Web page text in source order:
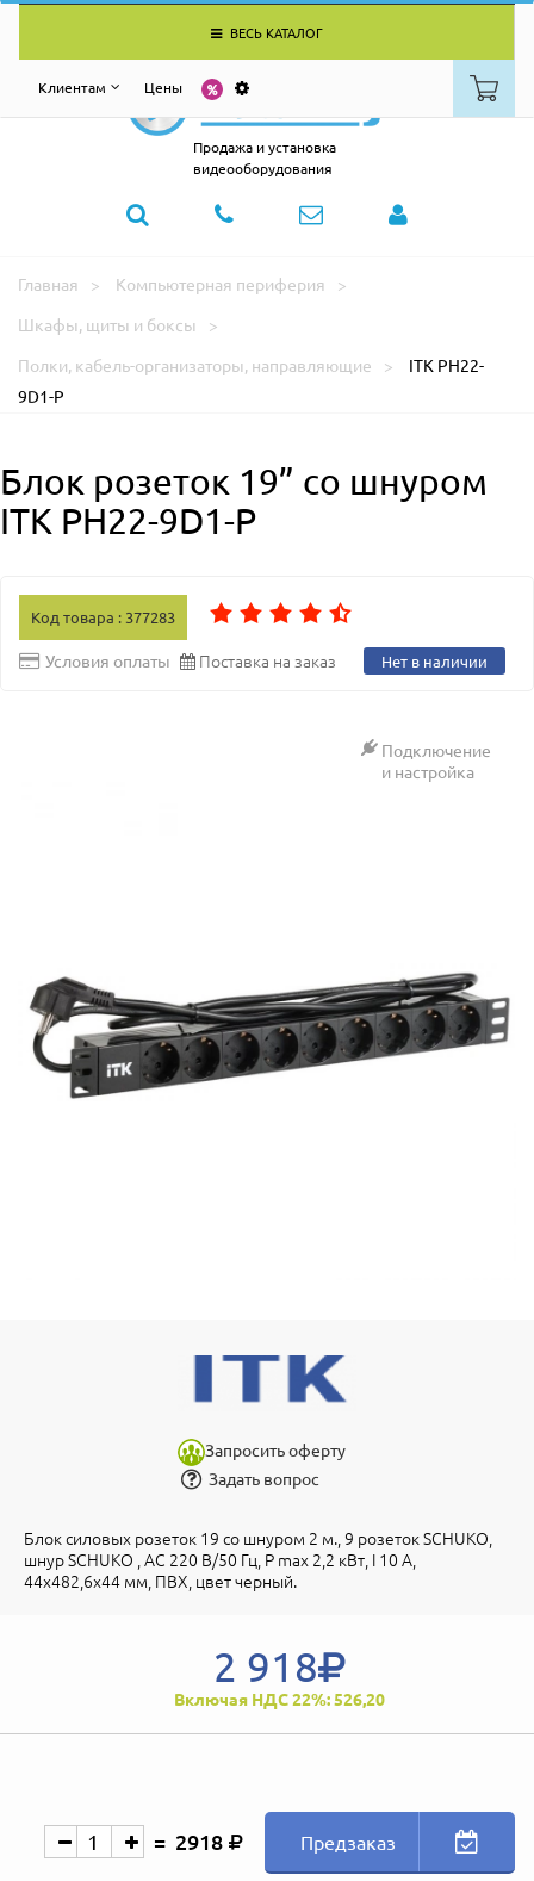
ВЕСЬ КАТАЛОГ
Клиентам Цены
Продажа и установка
видеооборудования
Главная
Компьютерная периферия
Шкафы, щиты и боксы
Полки, кабель-организаторы, направляющие
ITK PH22-
9D1-P
Блок розеток 19” со шнуром
ITK PH22-9D1-P
Код товара : 377283
Условия оплаты Поставка на заказ Нет в наличии
Подключение
и настройка
Запросить оферту
Задать вопрос
Блок силовых розеток 19 со шнуром 2 м., 9 розеток SCHUKO,
шнур SCHUKO , AC 220 В/50 Гц, P max 2,2 кВт, I 10 А,
44х482,6х44 мм, ПВХ, цвет черный.
2 918
Включая НДС 22%: 526,20
2918 Предзаказ